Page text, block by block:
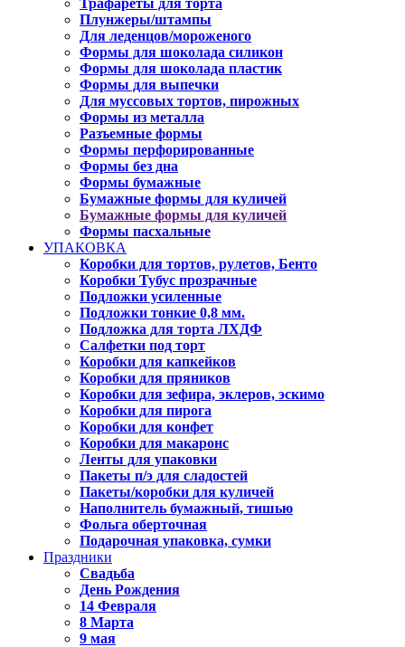
Трафареты для торта
Плунжеры/штампы
Для леденцов/мороженого
Формы для шоколада силикон
Формы для шоколада пластик
Формы для выпечки
Для муссовых тортов, пирожных
Формы из металла
Разъемные формы
Формы перфорированные
Формы без дна
Формы бумажные
Бумажные формы для куличей
Бумажные формы для куличей
Формы пасхальные
УПАКОВКА
Коробки для тортов, рулетов, Бенто
Коробки Тубус прозрачные
Подложки усиленные
Подложки тонкие 0,8 мм.
Подложка для торта ЛХДФ
Салфетки под торт
Коробки для капкейков
Коробки для пряников
Коробки для зефира, эклеров, эскимо
Коробки для пирога
Коробки для конфет
Коробки для макаронс
Ленты для упаковки
Пакеты п/э для сладостей
Пакеты/коробки для куличей
Наполнитель бумажный, тишью
Фольга оберточная
Подарочная упаковка, сумки
Праздники
Свадьба
День Рождения
14 Февраля
8 Марта
9 мая